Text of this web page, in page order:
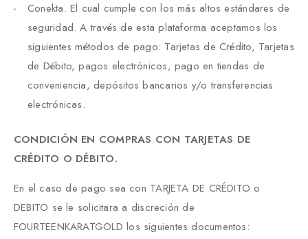
Conekta. El cual cumple con los más altos estándares de
seguridad. A través de esta plataforma aceptamos los
siguientes métodos de pago: Tarjetas de Crédito, Tarjetas
de Débito, pagos electrónicos, pago en tiendas de
conveniencia, depósitos bancarios y/o transferencias
electrónicas.
CONDICIÓN EN COMPRAS CON TARJETAS DE
CRÉDITO O DÉBITO.
En el caso de pago sea con TARJETA DE CRÉDITO o
DEBITO se le solicitara a discreción de
FOURTEENKARATGOLD los siguientes documentos: